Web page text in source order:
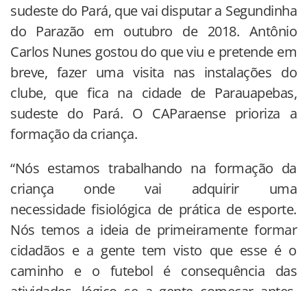
sudeste do Pará, que vai disputar a Segundinha
do Parazão em outubro de 2018. Antônio
Carlos Nunes gostou do que viu e pretende em
breve, fazer uma visita nas instalações do
clube, que fica na cidade de Parauapebas,
sudeste do Pará. O CAParaense prioriza a
formação da criança.
“Nós estamos trabalhando na formação da
criança onde vai adquirir uma
necessidade fisiológica de prática de esporte.
Nós temos a ideia de primeiramente formar
cidadãos e a gente tem visto que esse é o
caminho e o futebol é consequência das